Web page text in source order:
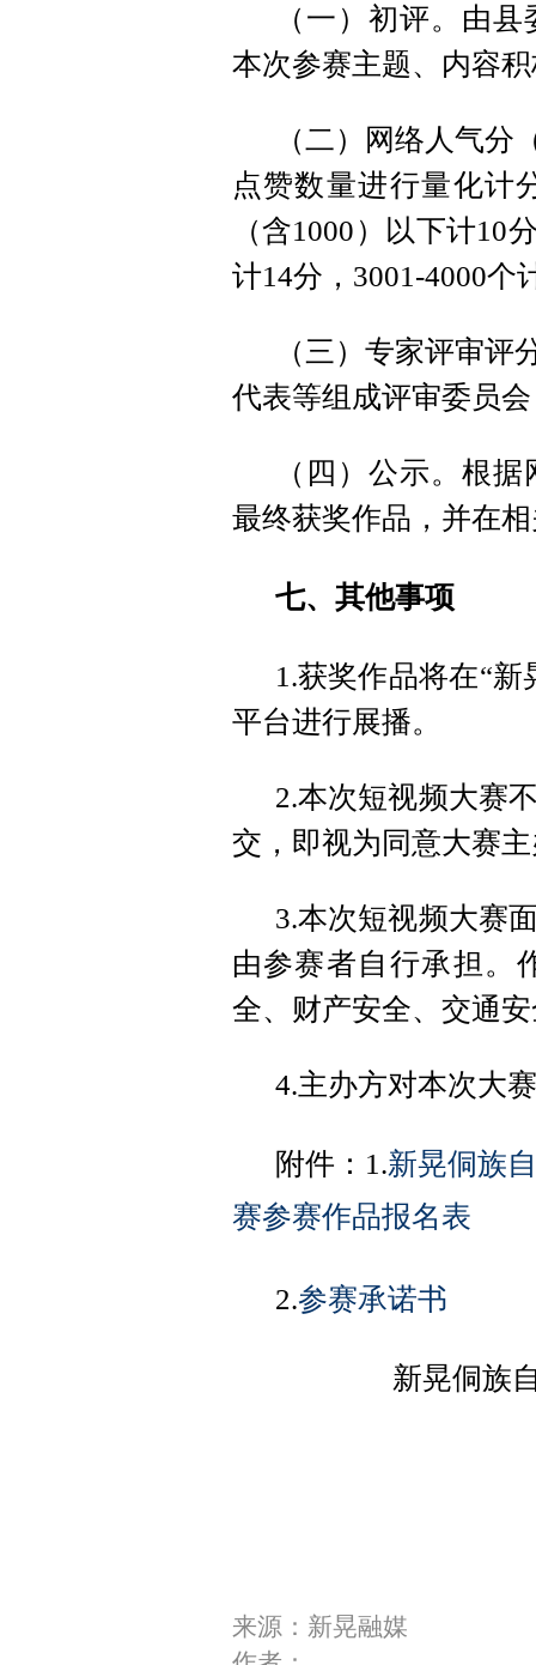
（一）初评。由
本次参赛主题、内容
（二）网络人气分
点赞数量进行量化计
（含1000）以下计10
计14分，3001-4000个
（三）专家评审评
代表等组成评审委员
（四）公示。根
最终获奖作品，并在
七、其他事项
1.获奖作品将在“
平台进行展播。
2.本次短视频大赛
交，即视为同意大赛
3.本次短视频大赛
由参赛者自行承担。
全、财产安全、交通
4.主办方对本次大
附件：1.新晃侗族
赛参赛作品报名表
2.参赛承诺书
新晃侗族
来源：新晃融媒